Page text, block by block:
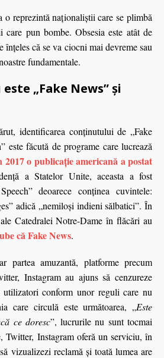
reprezintă naţionaliştii care se plimbă
pun bombe. Obsesia este atât de
înţeles că se va ciocni mai devreme sau
fundamentale.
„Fake News” şi
identificarea conţinutului de „Fake
este făcută de programe care lucrează
2017 o publicaţie americană a postat
a Statelor Unite, aceasta a fost
deoarece conţinea cuvintele:
adică „nemiloşi indieni sălbatici”. În
Catedralei Notre-Dame în flăcări au
că Fake News.
partea amuzantă, platforme precum
Instagram au ajuns să cenzureze
conform unor reguli care nu
care circulă este următoarea, „Este
ce doresc”, lucrurile nu sunt tocmai
Twitter, Instagram oferă un serviciu, în
vizualizezi reclamă şi toată lumea are